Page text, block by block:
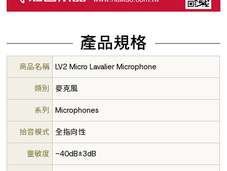
商品名稱 LV2 Micro Lavalier Microphone
類別 麥克風
系列 Microphones
拾音模式 全指向性
靈敏度 -40dB±3dB